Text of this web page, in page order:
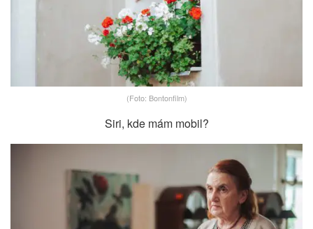
(Foto: Bontonfilm)
Siri, kde mám mobil?